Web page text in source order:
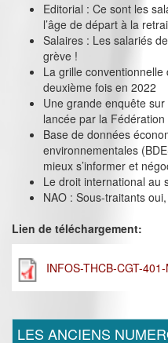
Editorial : Ce sont les
l’âge de départ à la
Salaires : Les salariés
grève !
La grille
deuxième fois en 2022
Une grande enquête
lancée par la Fédération
Base de données
environnementales
mieux s’informer et
Le droit international au
NAO : Sous-traitants
Lien de téléchargement:
INFOS-THCB-CGT-
LES ANCIENS